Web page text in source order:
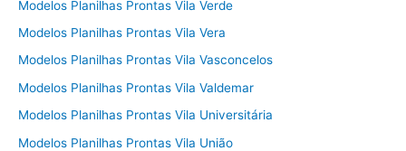
Modelos Planilhas Prontas Vila Verde
Modelos Planilhas Prontas Vila Vera
Modelos Planilhas Prontas Vila Vasconcelos
Modelos Planilhas Prontas Vila Valdemar
Modelos Planilhas Prontas Vila Universitária
Modelos Planilhas Prontas Vila União